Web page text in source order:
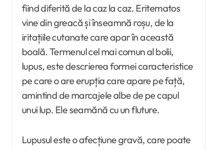
fiind diferită de la caz la caz. Eritematos
vine din greacă și înseamnă roșu, de la
iritațiile cutanate care apar în această
boală. Termenul cel mai comun al bolii,
lupus, este descrierea formei caracteristice
pe care o are erupția care apare pe față,
amintind de marcajele albe de pe capul
unui lup. Ele seamănă cu un fluture.
Lupusul este o afecțiune gravă, care poate